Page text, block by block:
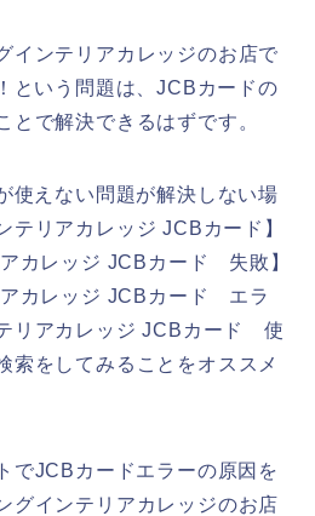
インテリアカレッジのお店で
という問題は、JCBカードの
とで解決できるはずです。
使えない問題が解決しない場
テリアカレッジ JCBカード】
アカレッジ JCBカード 失敗】
アカレッジ JCBカード エラ
リアカレッジ JCBカード 使
索をしてみることをオススメ
でJCBカードエラーの原因を
グインテリアカレッジのお店